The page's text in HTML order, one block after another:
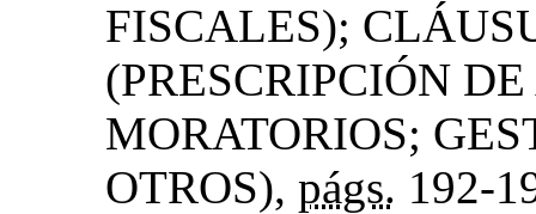
FISCALES);
(PRESCRIPCIÓN
MORATORIOS;
OTROS), págs. 192-